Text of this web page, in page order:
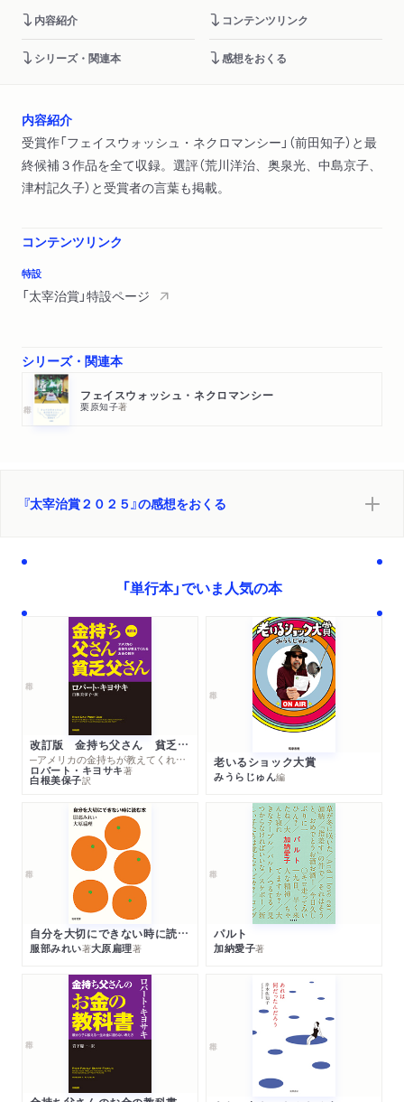
内容紹介 コンテンツリンク
シリーズ・関連本 感想をおくる
内容紹介
受賞作「フェイスウォッシュ・ネクロマンシー」（前田知子）と最
終候補３作品を全て収録。選評（荒川洋治、奥泉光、中島京子、
津村記久子）と受賞者の言葉も掲載。
コンテンツリンク
特設
「太宰治賞」特設ページ
シリーズ・関連本
フェイスウォッシュ・ネクロマンシー
栗原知子著
『太宰治賞２０２５』の感想をおくる
「単行本」でいま人気の本
改訂版 金持ち父さん 貧乏父さん
─アメリカの金持ちが教えてくれるお金の哲学
ロバート・キヨサキ著
白根美保子訳
老いるショック大賞
みうらじゅん編
自分を大切にできない時に読む本
服部みれい著大原扁理著
パルト
加納愛子著